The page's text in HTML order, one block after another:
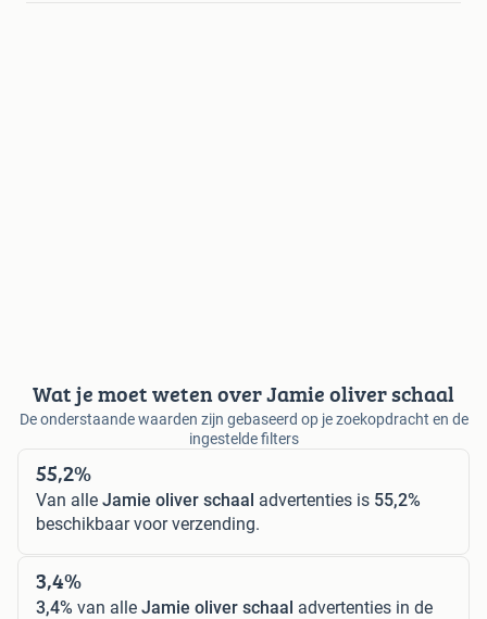
Wat je moet weten over Jamie oliver schaal
De onderstaande waarden zijn gebaseerd op je zoekopdracht en de
ingestelde filters
55,2%
Van alle Jamie oliver schaal advertenties is 55,2%
beschikbaar voor verzending.
3,4%
3,4% van alle Jamie oliver schaal advertenties in de